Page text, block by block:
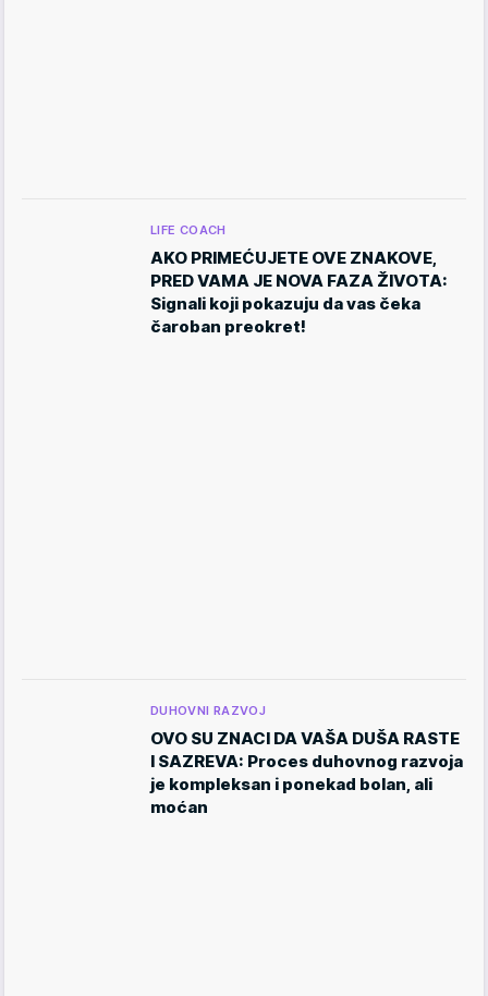
LIFE COACH
AKO PRIMEĆUJETE OVE ZNAKOVE,
PRED VAMA JE NOVA FAZA ŽIVOTA:
Signali koji pokazuju da vas čeka
čaroban preokret!
DUHOVNI RAZVOJ
OVO SU ZNACI DA VAŠA DUŠA RASTE
I SAZREVA: Proces duhovnog razvoja
je kompleksan i ponekad bolan, ali
moćan